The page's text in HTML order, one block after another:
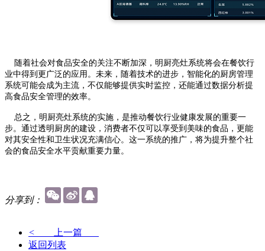
随着社会对食品安全的关注不断加深，明厨亮灶系统将会在餐饮行
业中得到更广泛的应用。未来，随着技术的进步，智能化的厨房管理
系统可能会成为主流，不仅能够提供实时监控，还能通过数据分析提
高食品安全管理的效率。
总之，明厨亮灶系统的实施，是推动餐饮行业健康发展的重要一
步。通过透明厨房的建设，消费者不仅可以享受到美味的食品，更能
对其安全性和卫生状况充满信心。这一系统的推广，将为提升整个社
会的食品安全水平贡献重要力量。
分享到：
< 上一篇
返回列表